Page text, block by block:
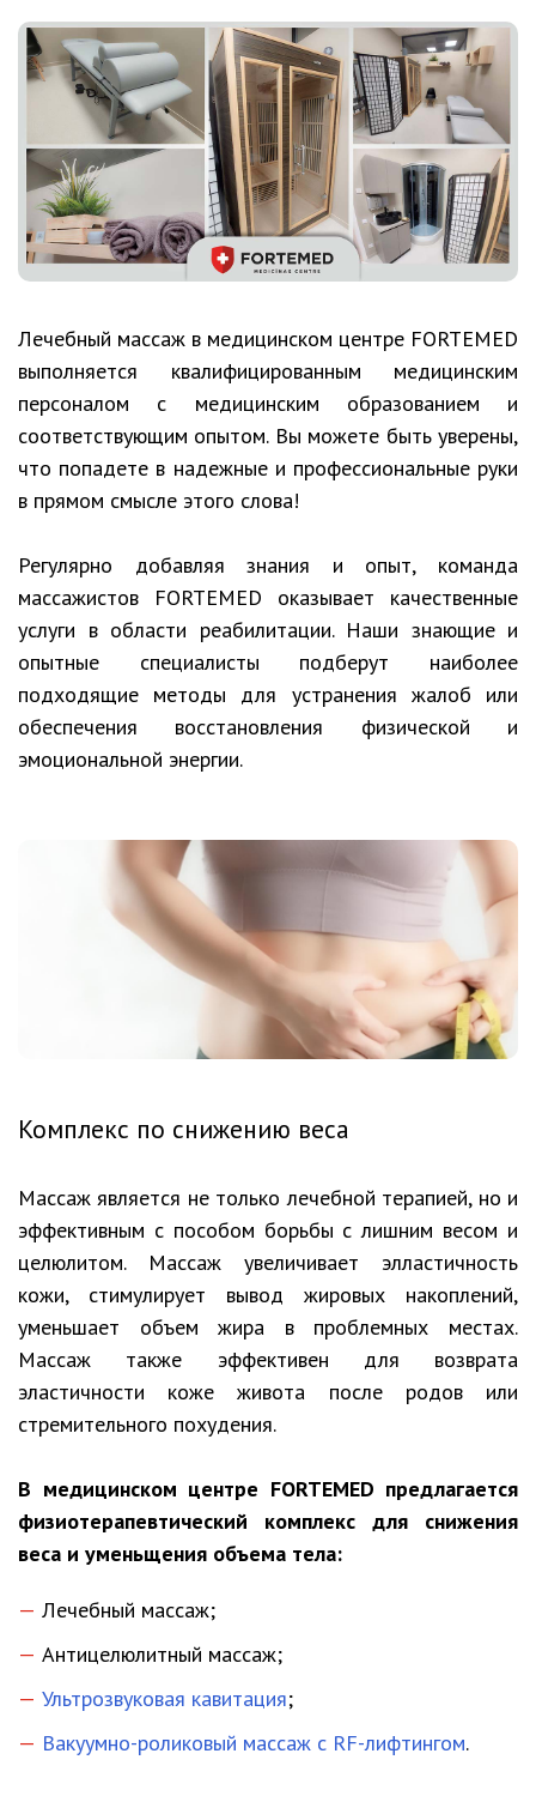
Лечебный массаж в медицинском центре FORTEMED
выполняется квалифицированным медицинским
персоналом с медицинским образованием и
соответствующим опытом. Вы можете быть уверены,
что попадете в надежные и профессиональные руки
в прямом смысле этого слова!
Регулярно добавляя знания и опыт, команда
массажистов FORTEMED оказывает качественные
услуги в области реабилитации. Наши знающие и
опытные специалисты подберут наиболее
подходящие методы для устранения жалоб или
обеспечения восстановления физической и
эмоциональной энергии.
Комплекс по снижению веса
Массаж является не только лечебной терапией, но и
эффективным с пособом борьбы с лишним весом и
целюлитом. Массаж увеличивает элластичность
кожи, стимулирует вывод жировых накоплений,
уменьшает объем жира в проблемных местах.
Массаж также эффективен для возврата
эластичности коже живота после родов или
стремительного похудения.
В медицинском центре FORTEMED предлагается
физиотерапевтический комплекс для снижения
веса и уменьщения объема тела:
Лечебный массаж;
Антицелюлитный массаж;
Ультрозвуковая кавитация;
Вакуумно-роликовый массаж с RF-лифтингом.